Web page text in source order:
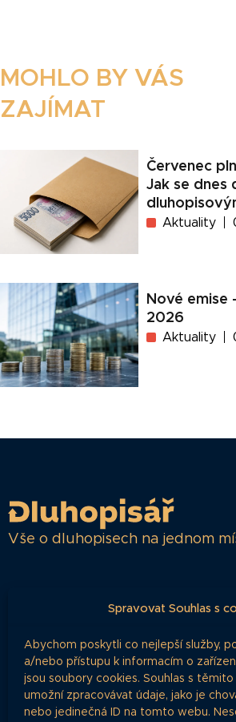
Spravovat Souhlas s
Abychom poskytli co nejlepší služby,
a/nebo přístupu k informacím o
jsou soubory cookies. Souhlas s
umožní zpracovávat údaje, jako je
nebo jedinečná ID na tomto webu.
MOHLO BY VÁS
ZAJÍMAT
Červenec
Jak se dnes
Aktuality
Nové emise
2026
Aktuality
Vše o dluhopisech na jednom